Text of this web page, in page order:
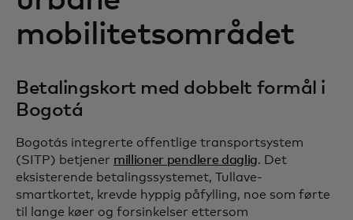
mobilitetsområdet
Betalingskort med dobbelt formål i
Bogotá
Bogotás integrerte offentlige transportsystem
(SITP) betjener millioner pendlere daglig. Det
eksisterende betalingssystemet, Tullave-
smartkortet, krevde hyppig påfylling, noe som førte
til lange køer og forsinkelser ettersom